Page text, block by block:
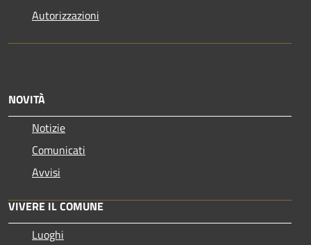
Autorizzazioni
NOVITÀ
Notizie
Comunicati
Avvisi
VIVERE IL COMUNE
Luoghi